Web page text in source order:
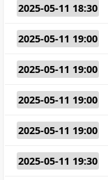
2025-05-11 18:30
2025-05-11 19:00
2025-05-11 19:00
2025-05-11 19:00
2025-05-11 19:00
2025-05-11 19:30